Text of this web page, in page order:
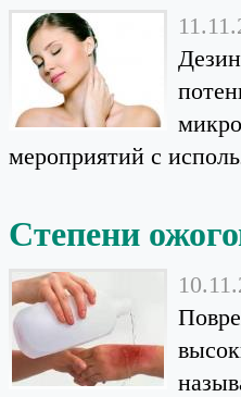
мероприятий с
Степени